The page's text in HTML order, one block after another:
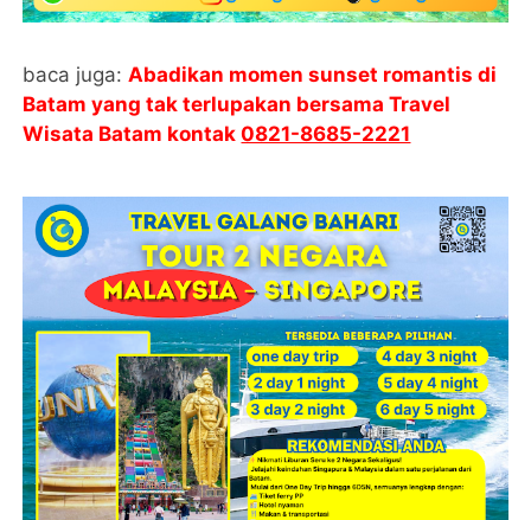
baca juga:Abadikan momen sunset romantis di
Batam yang tak terlupakan bersama Travel
Wisata Batam kontak0821-8685-2221